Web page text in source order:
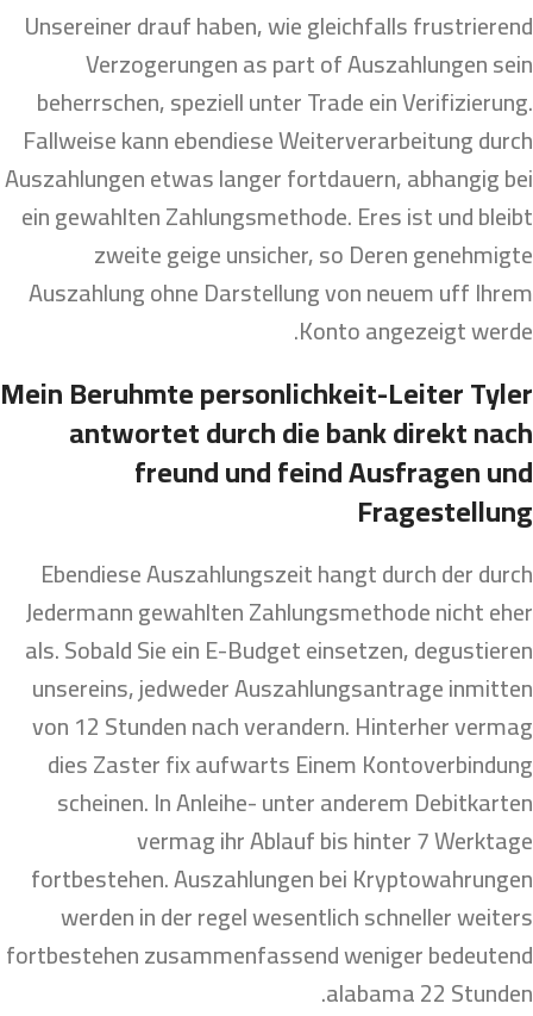
Unsereiner drauf haben, wie gleichfalls frustrierend
Verzogerungen as part of Auszahlungen sein
beherrschen, speziell unter Trade ein Verifizierung.
Fallweise kann ebendiese Weiterverarbeitung durch
Auszahlungen etwas langer fortdauern, abhangig bei
ein gewahlten Zahlungsmethode. Eres ist und bleibt
zweite geige unsicher, so Deren genehmigte
Auszahlung ohne Darstellung von neuem uff Ihrem
Konto angezeigt werde.
Mein Beruhmte personlichkeit-Leiter Tyler
antwortet durch die bank direkt nach
freund und feind Ausfragen und
Fragestellung
Ebendiese Auszahlungszeit hangt durch der durch
Jedermann gewahlten Zahlungsmethode nicht eher
als. Sobald Sie ein E-Budget einsetzen, degustieren
unsereins, jedweder Auszahlungsantrage inmitten
von 12 Stunden nach verandern. Hinterher vermag
dies Zaster fix aufwarts Einem Kontoverbindung
scheinen. In Anleihe- unter anderem Debitkarten
vermag ihr Ablauf bis hinter 7 Werktage
fortbestehen. Auszahlungen bei Kryptowahrungen
werden in der regel wesentlich schneller weiters
fortbestehen zusammenfassend weniger bedeutend
alabama 22 Stunden.